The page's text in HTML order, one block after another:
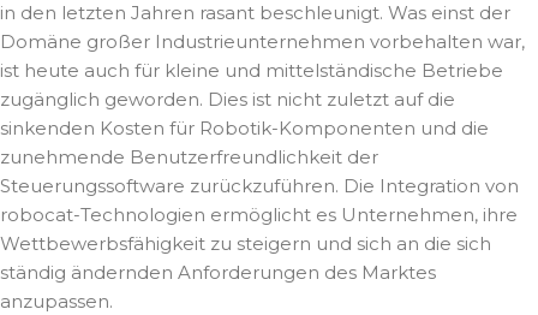
in den letzten Jahren rasant beschleunigt. Was einst der
Domäne großer Industrieunternehmen vorbehalten war,
ist heute auch für kleine und mittelständische Betriebe
zugänglich geworden. Dies ist nicht zuletzt auf die
sinkenden Kosten für Robotik-Komponenten und die
zunehmende Benutzerfreundlichkeit der
Steuerungssoftware zurückzuführen. Die Integration von
robocat-Technologien ermöglicht es Unternehmen, ihre
Wettbewerbsfähigkeit zu steigern und sich an die sich
ständig ändernden Anforderungen des Marktes
anzupassen.